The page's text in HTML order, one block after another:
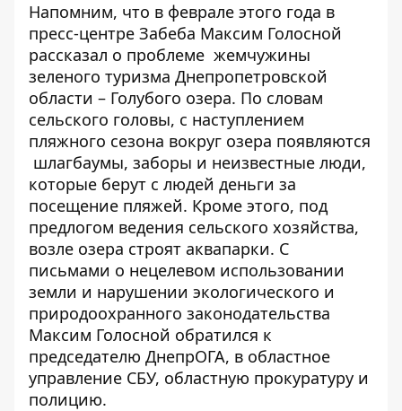
Напомним, что в феврале этого года в
пресс-центре Забеба Максим Голосной
рассказал о проблеме жемчужины
зеленого туризма Днепропетровской
области – Голубого озера. По словам
сельского головы, с наступлением
пляжного сезона вокруг озера появляются
шлагбаумы, заборы и неизвестные люди,
которые берут с людей деньги за
посещение пляжей. Кроме этого, под
предлогом ведения сельского хозяйства,
возле озера строят аквапарки. С
письмами о нецелевом использовании
земли и нарушении экологического и
природоохранного законодательства
Максим Голосной обратился к
председателю ДнепрОГА, в областное
управление СБУ, областную прокуратуру и
полицию.